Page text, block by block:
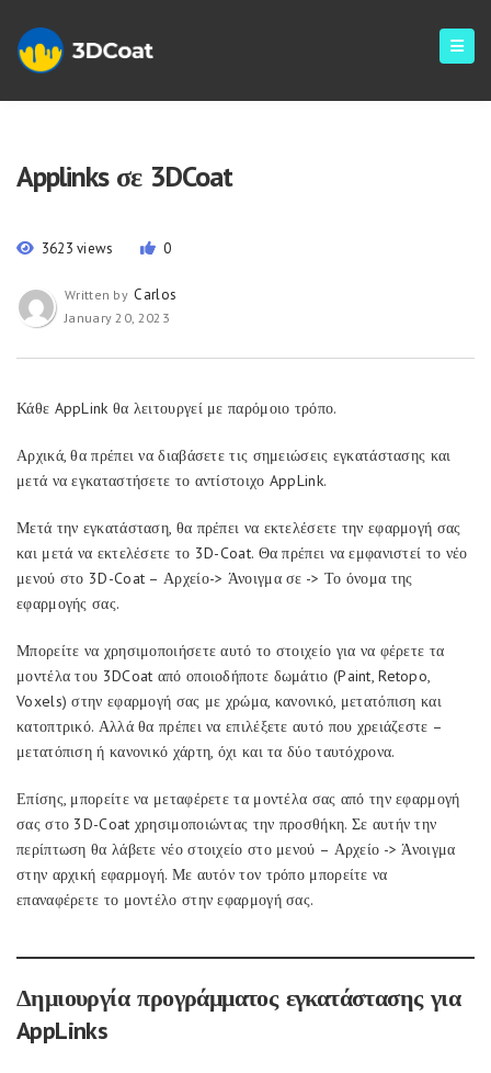
Applinks σε 3DCoat
3623 views 0
Written by Carlos
January 20, 2023
Κάθε AppLink θα λειτουργεί με παρόμοιο τρόπο.
Αρχικά, θα πρέπει να διαβάσετε τις σημειώσεις εγκατάστασης και
μετά να εγκαταστήσετε το αντίστοιχο AppLink.
Μετά την εγκατάσταση, θα πρέπει να εκτελέσετε την εφαρμογή σας
και μετά να εκτελέσετε το 3D-Coat. Θα πρέπει να εμφανιστεί το νέο
μενού στο 3D-Coat – Αρχείο-> Άνοιγμα σε -> Το όνομα της
εφαρμογής σας.
Μπορείτε να χρησιμοποιήσετε αυτό το στοιχείο για να φέρετε τα
μοντέλα του 3DCoat από οποιοδήποτε δωμάτιο (Paint, Retopo,
Voxels) στην εφαρμογή σας με χρώμα, κανονικό, μετατόπιση και
κατοπτρικό. Αλλά θα πρέπει να επιλέξετε αυτό που χρειάζεστε –
μετατόπιση ή κανονικό χάρτη, όχι και τα δύο ταυτόχρονα.
Επίσης, μπορείτε να μεταφέρετε τα μοντέλα σας από την εφαρμογή
σας στο 3D-Coat χρησιμοποιώντας την προσθήκη. Σε αυτήν την
περίπτωση θα λάβετε νέο στοιχείο στο μενού – Αρχείο -> Άνοιγμα
στην αρχική εφαρμογή. Με αυτόν τον τρόπο μπορείτε να
επαναφέρετε το μοντέλο στην εφαρμογή σας.
Δημιουργία προγράμματος εγκατάστασης για
AppLinks